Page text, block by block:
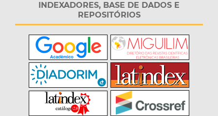
INDEXADORES, BASE DE DADOS E
REPOSITÓRIOS